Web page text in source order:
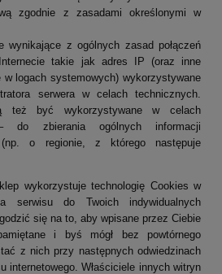
zgodnie z zasadami określonymi w
wynikające z ogólnych zasad połączeń
takie jak adres IP (oraz inne
w logach systemowych) wykorzystywane
serwera w celach technicznych.
też być wykorzystywane w celach
do zbierania ogólnych informacji
(np. o regionie, z którego następuje
wykorzystuje technologię Cookies w
serwisu do Twoich indywidualnych
się na to, aby wpisane przez Ciebie
i byś mógł bez powtórnego
z nich przy następnych odwiedzinach
internetowego. Właściciele innych witryn